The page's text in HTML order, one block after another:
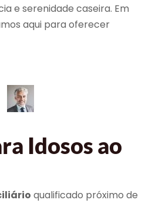
e serenidade caseira. Em
aqui para oferecer
Idosos ao
qualificado próximo de